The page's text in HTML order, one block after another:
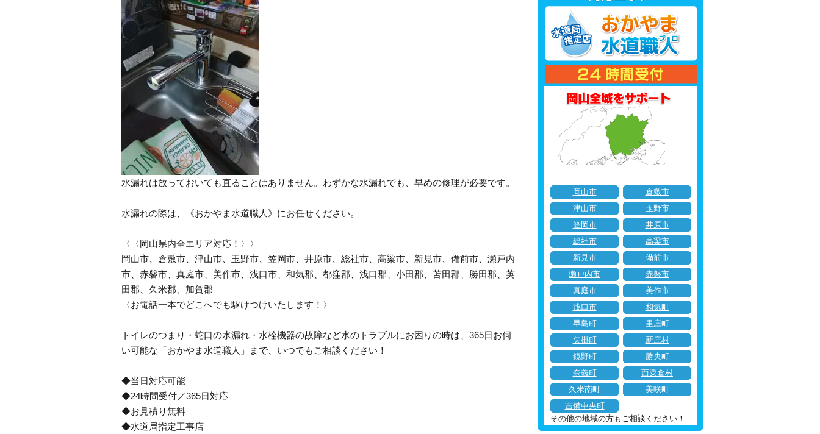
水漏れは放っておいても直ることはありません。わずかな水漏れでも、早めの修理が必要です。
水漏れの際は、《おかやま水道職人》にお任せください。
〈〈岡山県内全エリア対応！〉〉
岡山市、倉敷市、津山市、玉野市、笠岡市、井原市、総社市、高梁市、新見市、備前市、瀬戸内
市、赤磐市、真庭市、美作市、浅口市、和気郡、都窪郡、浅口郡、小田郡、苫田郡、勝田郡、英
田郡、久米郡、加賀郡
〈お電話一本でどこへでも駆けつけいたします！〉
トイレのつまり・蛇口の水漏れ・水栓機器の故障など水のトラブルにお困りの時は、365日お伺
い可能な「おかやま水道職人」まで、いつでもご相談ください！
◆当日対応可能
◆24時間受付／365日対応
◆お見積り無料
◆水道局指定工事店
岡山市
倉敷市
津山市
玉野市
笠岡市
井原市
総社市
高梁市
新見市
備前市
瀬戸内市
赤磐市
真庭市
美作市
浅口市
和気町
早島町
里庄町
矢掛町
新庄村
鏡野町
勝央町
奈義町
西粟倉村
久米南町
美咲町
吉備中央町
その他の地域の方もご相談ください！